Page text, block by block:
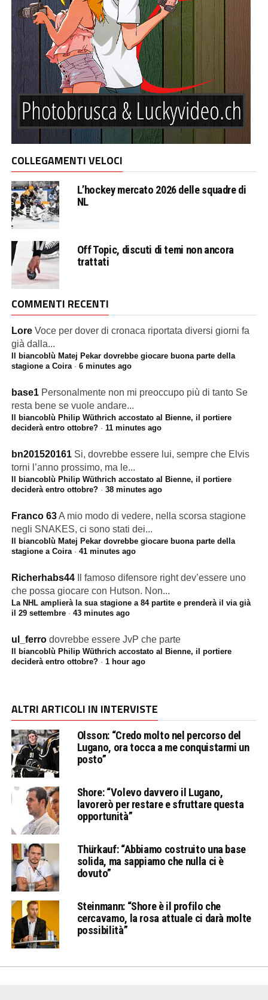
COLLEGAMENTI VELOCI
L’hockey mercato 2026 delle squadre di
NL
Off Topic, discuti di temi non ancora
trattati
COMMENTI RECENTI
Lore Voce per dover di cronaca riportata diversi giorni fa
già dalla...
Il biancoblù Matej Pekar dovrebbe giocare buona parte della
stagione a Coira· 6 minutes ago
base1 Personalmente non mi preoccupo più di tanto Se
resta bene se vuole andare...
Il biancoblù Philip Wüthrich accostato al Bienne, il portiere
deciderà entro ottobre?· 11 minutes ago
bn201520161 Si, dovrebbe essere lui, sempre che Elvis
torni l’anno prossimo, ma le...
Il biancoblù Philip Wüthrich accostato al Bienne, il portiere
deciderà entro ottobre?· 38 minutes ago
Franco 63A mio modo di vedere, nella scorsa stagione
negli SNAKES, ci sono stati dei...
Il biancoblù Matej Pekar dovrebbe giocare buona parte della
stagione a Coira· 41 minutes ago
Richerhabs44
Il famoso difensore right dev’essere uno
che possa giocare con Hutson. Non...
La NHL amplierà la sua stagione a 84 partite e prenderà il via già
il 29 settembre· 43 minutes ago
ul_ferro dovrebbe essere JvP che parte
Il biancoblù Philip Wüthrich accostato al Bienne, il portiere
deciderà entro ottobre?· 1 hour ago
ALTRI ARTICOLI IN INTERVISTE
Olsson: “Credo molto nel percorso del
Lugano, ora tocca a me conquistarmi un
posto”
Shore: “Volevo davvero il Lugano,
lavorerò per restare e sfruttare questa
opportunità”
Thürkauf: “Abbiamo costruito una base
solida, ma sappiamo che nulla ci è
dovuto”
Steinmann: “Shore è il profilo che
cercavamo, la rosa attuale ci darà molte
possibilità”